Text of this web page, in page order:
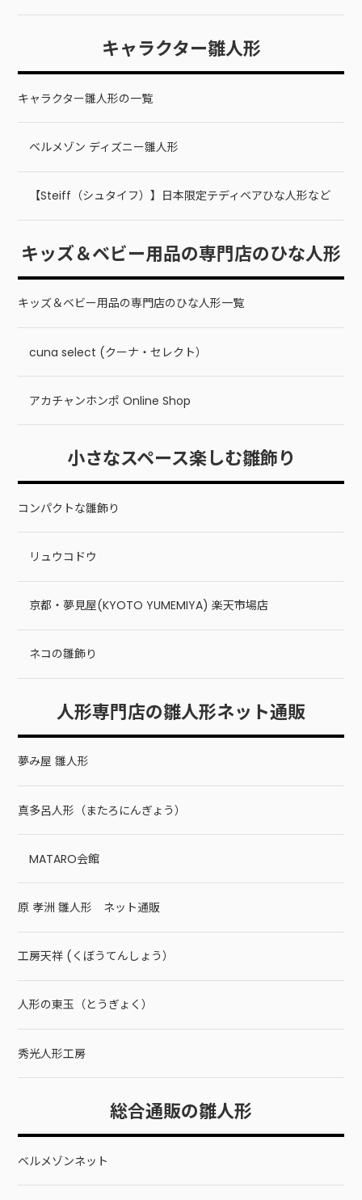
キャラクター雛人形
キャラクター雛人形の一覧
ベルメゾン ディズニー雛人形
【Steiff（シュタイフ）】日本限定テディベアひな人形など
キッズ＆ベビー用品の専門店のひな人形
キッズ＆ベビー用品の専門店のひな人形一覧
cuna select (クーナ・セレクト）
アカチャンホンポ Online Shop
小さなスペース楽しむ雛飾り
コンパクトな雛飾り
リュウコドウ
京都・夢見屋(KYOTO YUMEMIYA) 楽天市場店
ネコの雛飾り
人形専門店の雛人形ネット通販
夢み屋 雛人形
真多呂人形（またろにんぎょう）
MATARO会館
原 孝洲 雛人形 ネット通販
工房天祥 (くぼうてんしょう）
人形の東玉（とうぎょく）
秀光人形工房
総合通販の雛人形
ベルメゾンネット